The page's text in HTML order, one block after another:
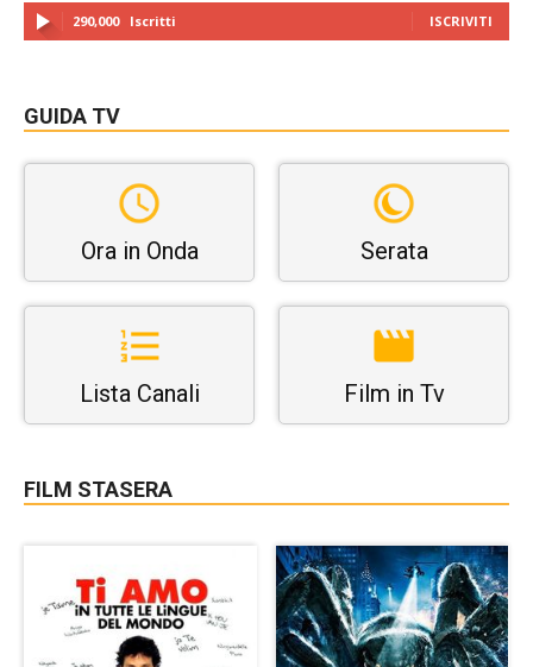
290,000 Iscritti ISCRIVITI
GUIDA TV
Ora in Onda Serata
Lista Canali Film in Tv
FILM STASERA